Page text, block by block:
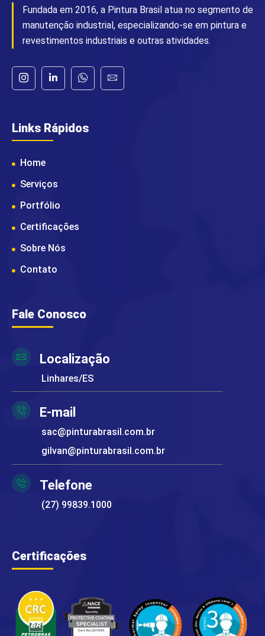
Fundada em 2016, a Pintura Brasil atua no segmento de
manutenção industrial, especializando-se em pintura e
revestimentos industriais e outras atividades.
Links Rápidos
Home
Serviços
Portfólio
Certificações
Sobre Nós
Contato
Fale Conosco
Localização
Linhares/ES
E-mail
sac@pinturabrasil.com.br
gilvan@pinturabrasil.com.br
Telefone
(27) 99839.1000
Certificações